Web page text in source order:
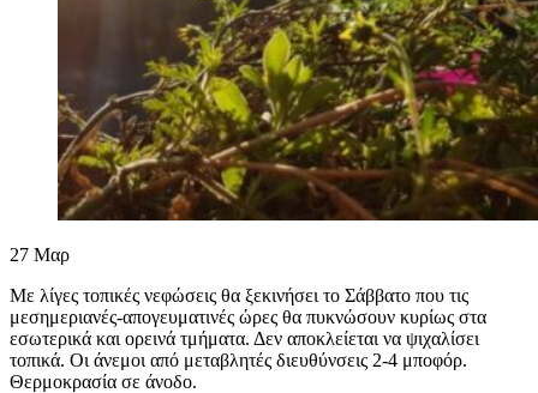
27 Μαρ
Με λίγες τοπικές νεφώσεις θα ξεκινήσει το Σάββατο που τις
μεσημεριανές-απογευματινές ώρες θα πυκνώσουν κυρίως στα
εσωτερικά και ορεινά τμήματα. Δεν αποκλείεται να ψιχαλίσει
τοπικά. Οι άνεμοι από μεταβλητές διευθύνσεις 2-4 μποφόρ.
Θερμοκρασία σε άνοδο.